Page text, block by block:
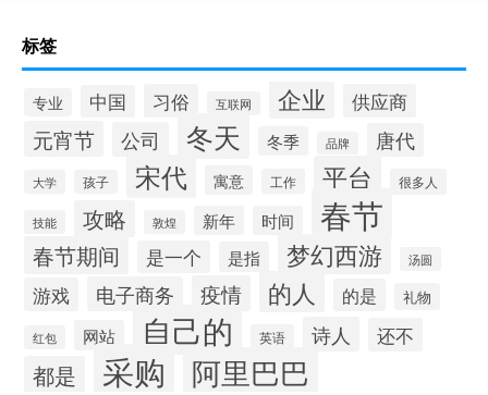
标签
专业 中国 习俗 互联网 企业 供应商
元宵节 公司 冬天 冬季 品牌 唐代
大学 孩子 宋代 寓意 工作 平台 很多人
技能 攻略 敦煌 新年 时间 春节
春节期间 是一个 是指 梦幻西游 汤圆
游戏 电子商务 疫情 的人 的是 礼物
红包 网站 自己的 英语 诗人 还不
都是 采购 阿里巴巴